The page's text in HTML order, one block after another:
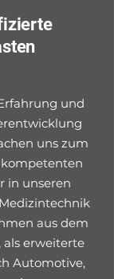
und
uns zum
in unseren
aus dem
als erweiterte
Automotive,